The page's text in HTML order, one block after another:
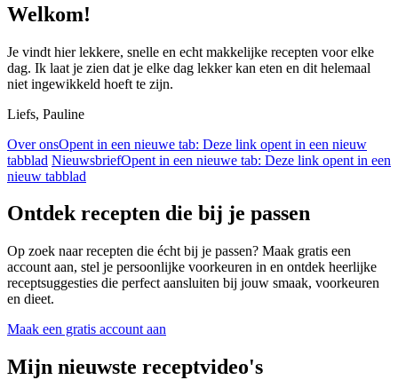
Welkom!
Je vindt hier lekkere, snelle en echt makkelijke recepten voor elke
dag. Ik laat je zien dat je elke dag lekker kan eten en dit helemaal
niet ingewikkeld hoeft te zijn.
Liefs, Pauline
Over onsOpent in een nieuwe tab: Deze link opent in een nieuw
tabblad NieuwsbriefOpent in een nieuwe tab: Deze link opent in een
nieuw tabblad
Ontdek recepten die bij je passen
Op zoek naar recepten die écht bij je passen? Maak gratis een
account aan, stel je persoonlijke voorkeuren in en ontdek heerlijke
receptsuggesties die perfect aansluiten bij jouw smaak, voorkeuren
en dieet.
Maak een gratis account aan
Mijn nieuwste receptvideo's